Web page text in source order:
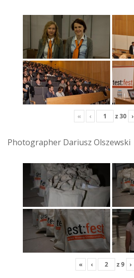
« ‹ z30 ›
Photographer Dariusz Olszewski
« ‹ z9 ›